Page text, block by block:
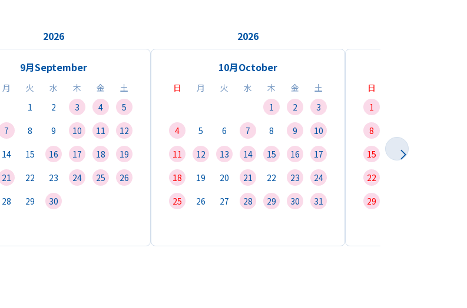
2026
9月September
月 火 水 木 金
土
1
2 3 4
5
7 8 9 10 11
12
14 15 16 17 18
19
21 22 23 24 25
26
28 29 30
2026
10月October
日 月 火 水 木 金
土
1
2
3
4
5 6 7 8 9
10
11
12 13 14 15 16
17
18
19 20 21 22 23
24
25
26 27 28 29 30 31
日
1
8
15
22
29